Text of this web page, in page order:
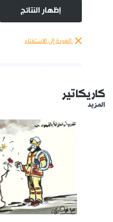
إظهار النتائج
العودة إلى الاستفتاء
كاريكاتير
المزيد